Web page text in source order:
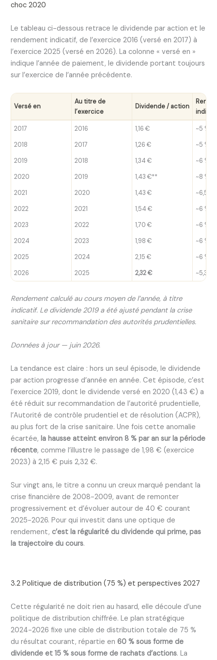
choc 2020
Le tableau ci-dessous retrace le dividende par action et le
rendement indicatif, de l’exercice 2016 (versé en 2017) à
l’exercice 2025 (versé en 2026). La colonne « versé en »
indique l’année de paiement, le dividende portant toujours
sur l’exercice de l’année précédente.
Versé en
Au titre de
l’exercice
Dividende / action
2017 2016 1,16 €
~5 %
2018
2017 1,26 €
~5 %
2019
2018 1,34 €
~6 %
2020
2019 1,43 €**
~8 %
2021
2020 1,43 €
~6,5 %
2022
2021 1,54 €
~6 %
2023
2022 1,70 €
~6 %
2024
2023 1,98 €
~6 %
2025
2024 2,15 €
~6 %
2026
2025 2,32 € ~5,3 %
Rendement calculé au cours moyen de l’année, à titre
indicatif. Le dividende 2019 a été ajusté pendant la crise
sanitaire sur recommandation des autorités prudentielles.
Données à jour — juin 2026.
La tendance est claire : hors un seul épisode, le dividende
par action progresse d’année en année. Cet épisode, c’est
l’exercice 2019, dont le dividende versé en 2020 (1,43 €) a
été réduit sur recommandation de l’autorité prudentielle,
l’Autorité de contrôle prudentiel et de résolution (ACPR),
au plus fort de la crise sanitaire. Une fois cette anomalie
écartée,la hausse atteint environ 8 % par an sur la période
récente, comme l’illustre le passage de 1,98 € (exercice
2023) à 2,15 € puis 2,32 €.
Sur vingt ans, le titre a connu un creux marqué pendant la
crise financière de 2008-2009, avant de remonter
progressivement et d’évoluer autour de 40 € courant
2025-2026. Pour qui investit dans une optique de
rendement,c’est la régularité du dividende qui prime, pas
la trajectoire du cours.
3.2 Politique de distribution (75 %) et perspectives 2027
Cette régularité ne doit rien au hasard, elle découle d’une
politique de distribution chiffrée. Le plan stratégique
2024-2026 fixe une cible de distribution totale de 75 %
du résultat courant, répartie en60 % sous forme de
dividende et 15 % sous forme de rachats d’actions. La